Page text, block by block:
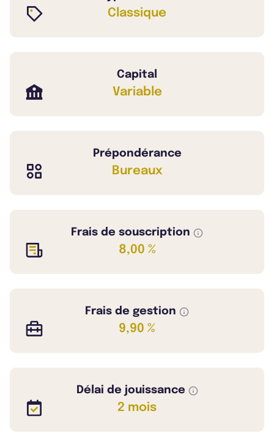
Classique
Capital
Variable
Prépondérance
Bureaux
Frais de souscription
8,00 %
Frais de gestion
9,90 %
Délai de jouissance
2 mois